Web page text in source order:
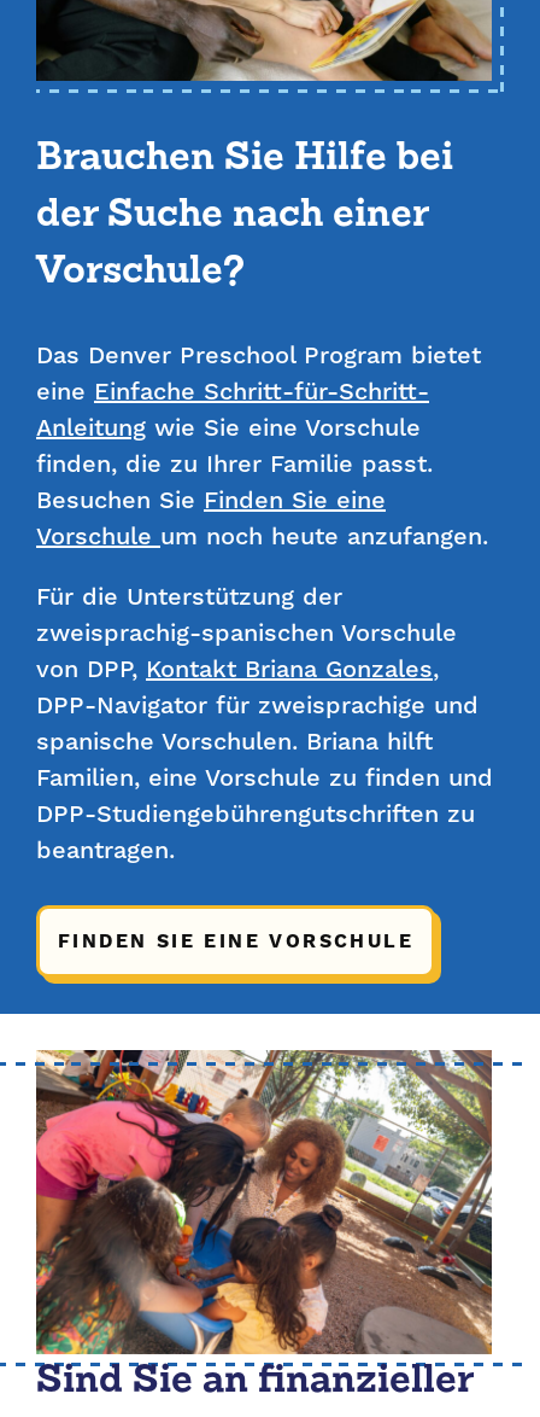
Brauchen Sie Hilfe bei
der Suche nach einer
Vorschule?
Das Denver Preschool Program bietet
eine Einfache Schritt-für-Schritt-
Anleitung wie Sie eine Vorschule
finden, die zu Ihrer Familie passt.
Besuchen Sie Finden Sie eine
Vorschuleum noch heute anzufangen.
Für die Unterstützung der
zweisprachig-spanischen Vorschule
von DPP, Kontakt Briana Gonzales,
DPP-Navigator für zweisprachige und
spanische Vorschulen. Briana hilft
Familien, eine Vorschule zu finden und
DPP-Studiengebührengutschriften zu
beantragen.
FINDEN SIE EINE VORSCHULE
Sind Sie an finanzieller